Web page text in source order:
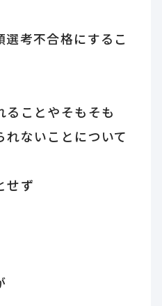
考不合格にするこ
ることやそもそも
れないことについて
せず